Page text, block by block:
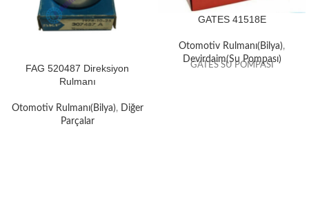
FAG 520487 Direksiyon
Rulmanı
Otomotiv Rulmanı(Bilya), Diğer
Parçalar
GATES 41518E
Otomotiv Rulmanı(Bilya),
Devirdaim(Su Pompası)
GATES SU POMPASI